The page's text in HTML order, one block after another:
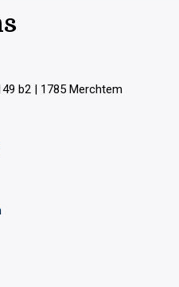
b2 | 1785 Merchtem